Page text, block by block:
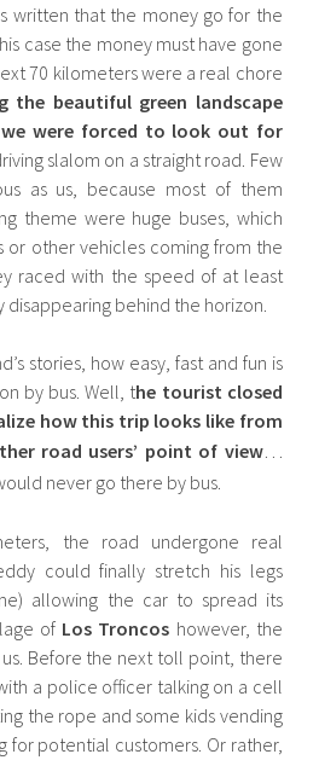
written that the money go for the
case the money must have gone
70 kilometers were a real chore
the beautiful green landscape
were forced to look out for
slalom on a straight road. Few
as us, because most of them
theme were huge buses, which
or other vehicles coming from the
raced with the speed of at least
disappearing behind the horizon.
stories, how easy, fast and fun is
by bus. Well, the tourist closed
how this trip looks like from
road users’ point of view…
never go there by bus.
the road undergone real
could finally stretch his legs
allowing the car to spread its
of Los Troncos however, the
Before the next toll point, there
a police officer talking on a cell
the rope and some kids vending
for potential customers. Or rather,